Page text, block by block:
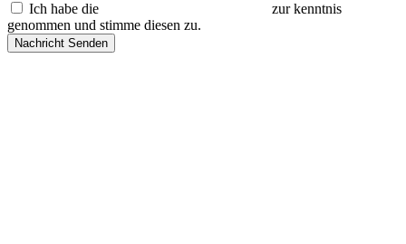
Ich habe die
zur kenntnis
genommen und stimme diesen zu.
Nachricht Senden